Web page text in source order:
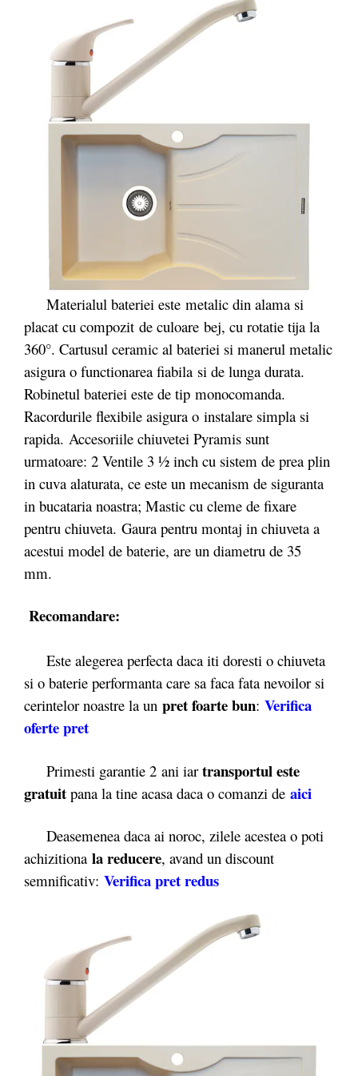
Materialul bateriei este metalic din alama si
placat cu compozit de culoare bej, cu rotatie tija la
360°. Cartusul ceramic al bateriei si manerul metalic
asigura o functionarea fiabila si de lunga durata.
Robinetul bateriei este de tip monocomanda.
Racordurile flexibile asigura o instalare simpla si
rapida. Accesoriile chiuvetei Pyramis sunt
urmatoare: 2 Ventile 3 ½ inch cu sistem de prea plin
in cuva alaturata, ce este un mecanism de siguranta
in bucataria noastra; Mastic cu cleme de fixare
pentru chiuveta. Gaura pentru montaj in chiuveta a
acestui model de baterie, are un diametru de 35
mm.
Recomandare:
Este alegerea perfecta daca iti doresti o chiuveta
si o baterie performanta care sa faca fata nevoilor si
cerintelor noastre la un pret foarte bun: Verifica
oferte pret
Primesti garantie 2 ani iar transportul este
gratuit pana la tine acasa daca o comanzi de aici
Deasemenea daca ai noroc, zilele acestea o poti
achizitiona la reducere, avand un discount
semnificativ: Verifica pret redus